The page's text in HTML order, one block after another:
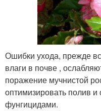
Ошибки ухода, прежде
влаги в почве ,
поражение мучнистой
оптимизировать полив
фунгицидами.